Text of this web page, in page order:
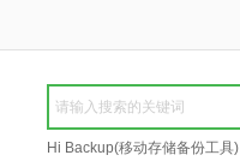
Hi Backup(移动存储备份工具)